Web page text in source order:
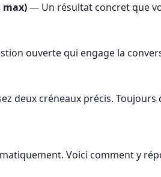
max)— Un résultat concret que
ouverte qui engage la
deux créneaux précis. Toujours
Voici comment y